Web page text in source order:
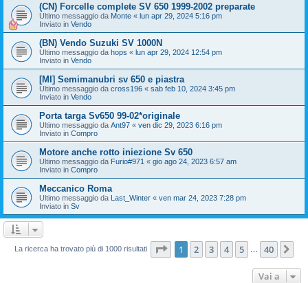
(CN) Forcelle complete SV 650 1999-2002 preparate
Ultimo messaggio da Monte « lun apr 29, 2024 5:16 pm
Inviato in Vendo
(BN) Vendo Suzuki SV 1000N
Ultimo messaggio da hops « lun apr 29, 2024 12:54 pm
Inviato in Vendo
[MI] Semimanubri sv 650 e piastra
Ultimo messaggio da cross196 « sab feb 10, 2024 3:45 pm
Inviato in Vendo
Porta targa Sv650 99-02*originale
Ultimo messaggio da Ant97 « ven dic 29, 2023 6:16 pm
Inviato in Compro
Motore anche rotto iniezione Sv 650
Ultimo messaggio da Furio#971 « gio ago 24, 2023 6:57 am
Inviato in Compro
Meccanico Roma
Ultimo messaggio da Last_Winter « ven mar 24, 2023 7:28 pm
Inviato in Sv
La ricerca ha trovato più di 1000 risultati Pagina di 40
1 2 3 4 5 40
Vai a